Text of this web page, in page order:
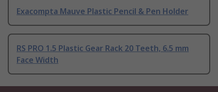
Exacompta Mauve Plastic Pencil & Pen Holder
RS PRO 1.5 Plastic Gear Rack 20 Teeth, 6.5 mm
Face Width